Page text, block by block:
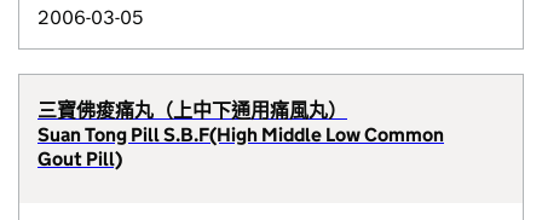
2006-03-05
三寶佛痠痛丸（上中下通用痛風丸）
Suan Tong Pill S.B.F(High Middle Low Common
Gout Pill)